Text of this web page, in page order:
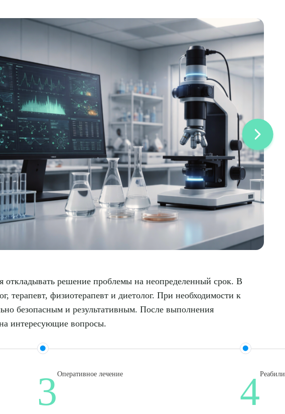
откладывать решение проблемы на неопределенный срок. В
терапевт, физиотерапевт и диетолог. При необходимости к
безопасным и результативным. После выполнения
интересующие вопросы.
3 Оперативное лечение 4